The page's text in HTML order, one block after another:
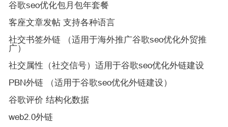
谷歌seo优化包月包年套餐
客座文章发帖 支持各种语言
社交书签外链 （适用于海外推广谷歌seo优化外贸推
广）
社交属性（社交信号）适用于谷歌seo优化外链建设
PBN外链 （适用于谷歌seo优化外链建设）
谷歌评价 结构化数据
web2.0外链